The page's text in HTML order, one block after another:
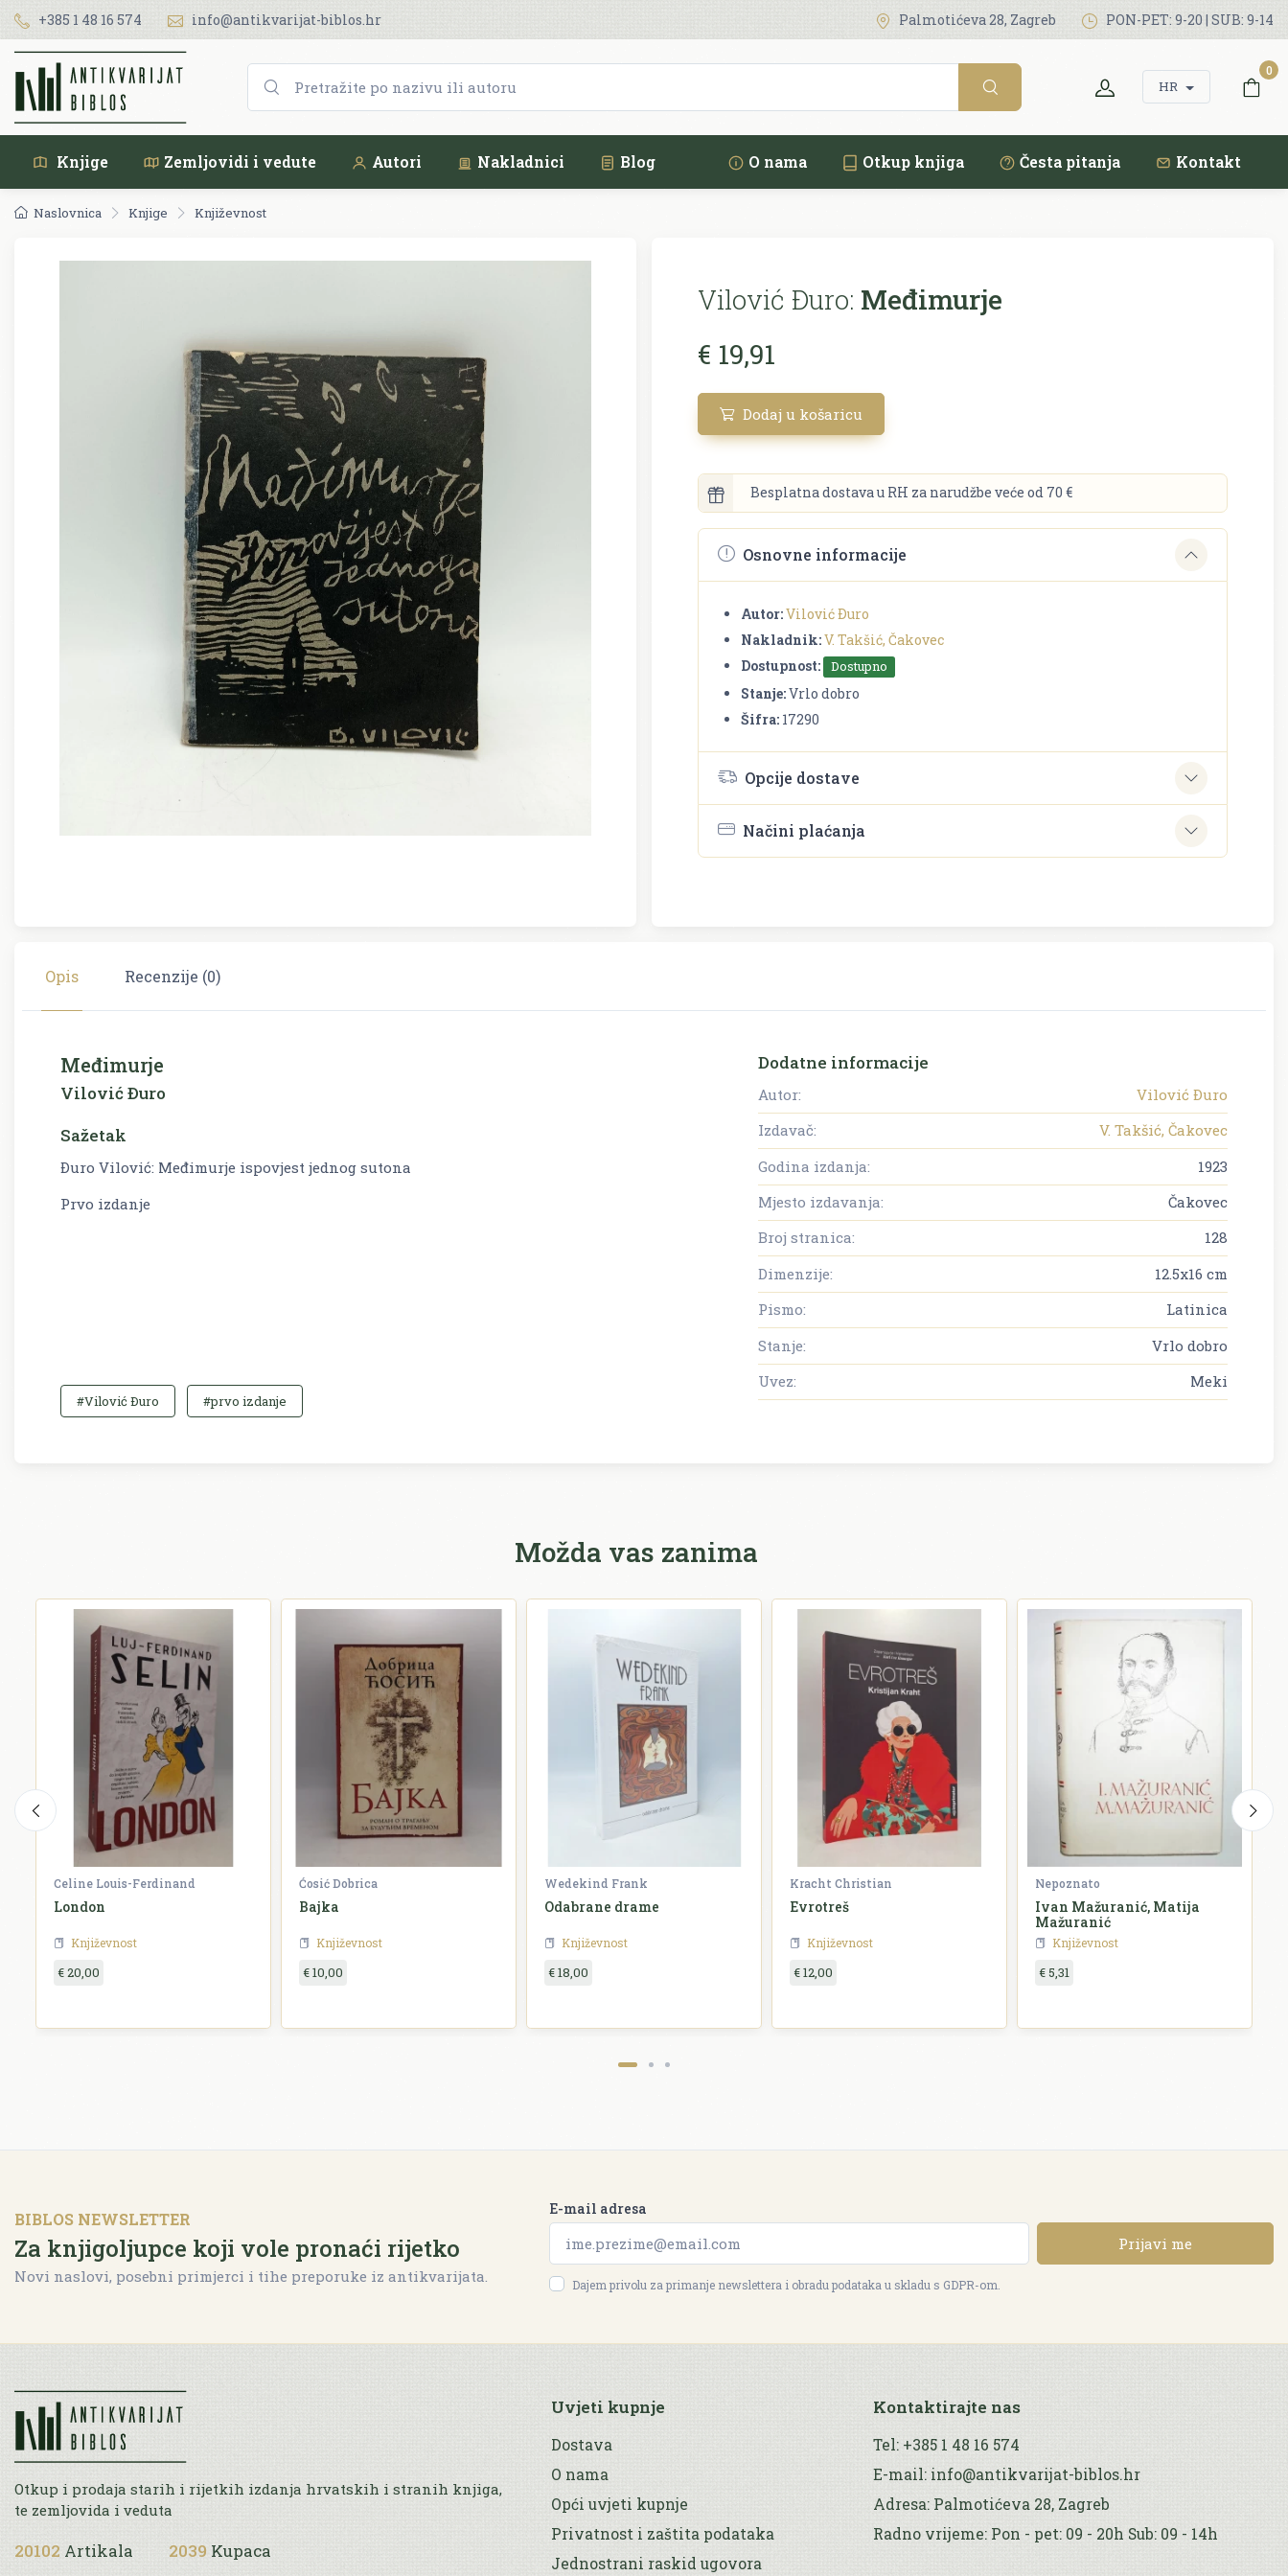
+385 1 48 16 574 info@antikvarijat-biblos.hr Palmotićeva 28, Zagreb PON-PET: 9-20 | SUB: 9-14
HR
0
Knjige Zemljovidi i vedute Autori Nakladnici Blog O nama Otkup knjiga Česta pitanja Kontakt
Naslovnica Knjige Književnost
Vilović Ðuro: Međimurje
€ 19,91
Dodaj u košaricu
Besplatna dostava u RH za narudžbe veće od 70 €
Osnovne informacije
Autor:Vilović Ðuro
Nakladnik:V. Takšić, Čakovec
Dostupnost:
Dostupno
Stanje:Vrlo dobro
Šifra: 17290
Opcije dostave
Načini plaćanja
Opis Recenzije (0)
Međimurje
Vilović Ðuro
Sažetak
Ðuro Vilović: Međimurje ispovjest jednog sutona
Prvo izdanje
#Vilović Ðuro #prvo izdanje
Dodatne informacije
Autor:
Vilović Ðuro
Izdavač:
V. Takšić, Čakovec
Godina izdanja:
1923
Mjesto izdavanja:
Čakovec
Broj stranica:
128
Dimenzije:
12.5x16 cm
Pismo:
Latinica
Stanje:
Vrlo dobro
Uvez:
Meki
Možda vas zanima
Celine Louis-Ferdinand
London
Književnost
€ 20,00
Ćosić Dobrica
Bajka
Književnost
€ 10,00
Wedekind Frank
Odabrane drame
Književnost
€ 18,00
Kracht Christian
Evrotreš
Književnost
€ 12,00
Nepoznato
Ivan Mažuranić, Matija
Mažuranić
Književnost
€ 5,31
BIBLOS NEWSLETTER
Za knjigoljupce koji vole pronaći rijetko
Novi naslovi, posebni primjerci i tihe preporuke iz antikvarijata.
E-mail adresa
Prijavi me
Dajem privolu za primanje newslettera i obradu podataka u skladu s GDPR-om.
Otkup i prodaja starih i rijetkih izdanja hrvatskih i stranih knjiga,
te zemljovida i veduta
20102 Artikala 2039 Kupaca
Uvjeti kupnje
Dostava
O nama
Opći uvjeti kupnje
Privatnost i zaštita podataka
Jednostrani raskid ugovora
Kontaktirajte nas
Tel: +385 1 48 16 574
E-mail: info@antikvarijat-biblos.hr
Adresa: Palmotićeva 28, Zagreb
Radno vrijeme: Pon - pet: 09 - 20h Sub: 09 - 14h